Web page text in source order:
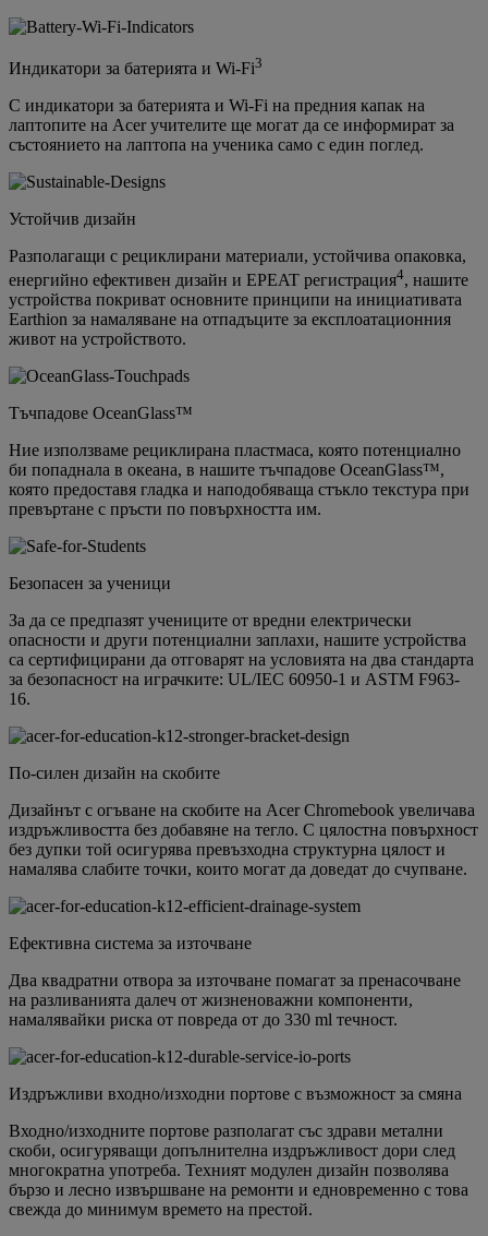
Индикатори за батерията и Wi-Fi3
С индикатори за батерията и Wi-Fi на предния капак на
лаптопите на Acer учителите ще могат да се информират за
състоянието на лаптопа на ученика само с един поглед.
Устойчив дизайн
Разполагащи с рециклирани материали, устойчива опаковка,
енергийно ефективен дизайн и EPEAT регистрация4, нашите
устройства покриват основните принципи на инициативата
Earthion за намаляване на отпадъците за експлоатационния
живот на устройството.
Тъчпадове OceanGlass™
Ние използваме рециклирана пластмаса, която потенциално
би попаднала в океана, в нашите тъчпадове OceanGlass™,
която предоставя гладка и наподобяваща стъкло текстура при
превъртане с пръсти по повърхността им.
Безопасен за ученици
За да се предпазят учениците от вредни електрически
опасности и други потенциални заплахи, нашите устройства
са сертифицирани да отговарят на условията на два стандарта
за безопасност на играчките: UL/IEC 60950-1 и ASTM F963-
16.
По-силен дизайн на скобите
Дизайнът с огъване на скобите на Acer Chromebook увеличава
издръжливостта без добавяне на тегло. С цялостна повърхност
без дупки той осигурява превъзходна структурна цялост и
намалява слабите точки, които могат да доведат до счупване.
Ефективна система за източване
Два квадратни отвора за източване помагат за пренасочване
на разливанията далеч от жизненоважни компоненти,
намалявайки риска от повреда от до 330 ml течност.
Издръжливи входно/изходни портове с възможност за смяна
Входно/изходните портове разполагат със здрави метални
скоби, осигуряващи допълнителна издръжливост дори след
многократна употреба. Техният модулен дизайн позволява
бързо и лесно извършване на ремонти и едновременно с това
свежда до минимум времето на престой.